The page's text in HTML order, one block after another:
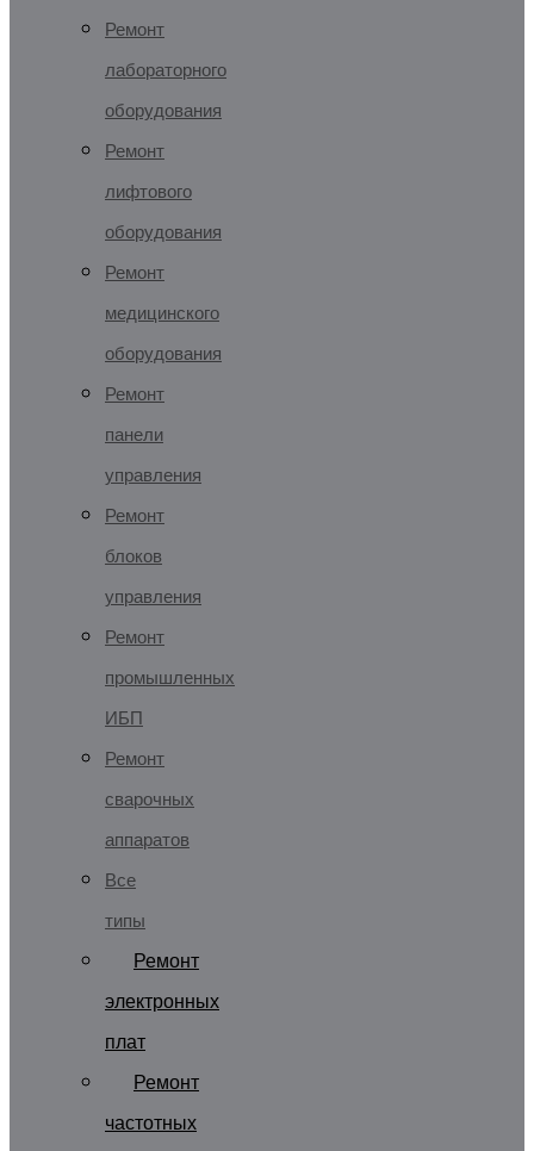
Ремонт
лабораторного
оборудования
Ремонт
лифтового
оборудования
Ремонт
медицинского
оборудования
Ремонт
панели
управления
Ремонт
блоков
управления
Ремонт
промышленных
ИБП
Ремонт
сварочных
аппаратов
Все
типы
Ремонт
электронных
плат
Ремонт
частотных